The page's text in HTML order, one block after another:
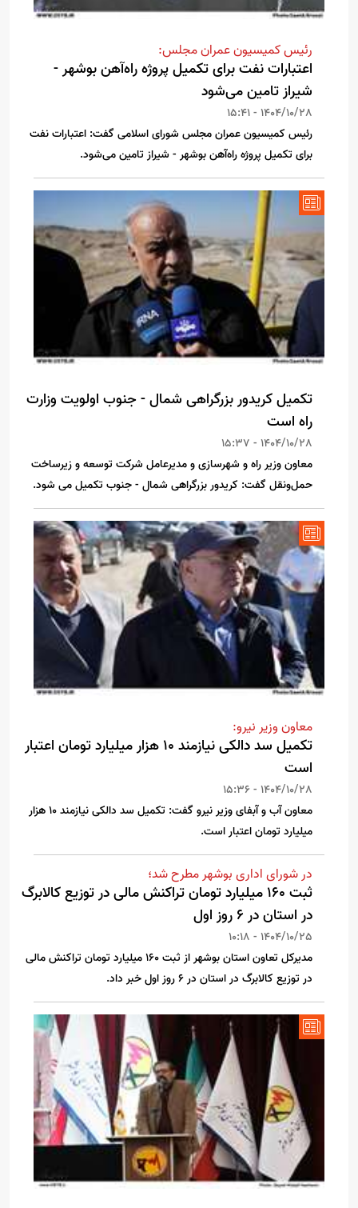
رئیس کمیسیون عمران مجلس:
اعتبارات نفت برای تکمیل پروژه راه‌آهن بوشهر -
شیراز تامین می‌شود
1404/10/28 - 15:41
رئیس کمیسیون عمران مجلس شورای اسلامی گفت: اعتبارات نفت
برای تکمیل پروژه راه‌آهن بوشهر - شیراز تامین می‌شود.
تکمیل کریدور بزرگراهی شمال - جنوب اولویت وزارت
راه است
1404/10/28 - 15:37
معاون وزیر راه و شهرسازی و مدیرعامل شرکت توسعه و زیرساخت
حمل‌ونقل گفت: کریدور بزرگراهی شمال - جنوب تکمیل می شود.
معاون وزیر نیرو:
تکمیل سد دالکی نیازمند ۱۰ هزار میلیارد تومان اعتبار
است
1404/10/28 - 15:36
معاون آب و آبفای وزیر نیرو گفت: تکمیل سد دالکی نیازمند ۱۰ هزار
میلیارد تومان اعتبار است.
در شورای اداری بوشهر مطرح شد؛
ثبت 160 میلیارد تومان تراکنش مالی در توزیع کالابرگ
در استان در 6 روز اول
1404/10/25 - 10:18
مدیرکل تعاون استان بوشهر از ثبت 160 میلیارد تومان تراکنش مالی
در توزیع کالابرگ در استان در 6 روز اول خبر داد.